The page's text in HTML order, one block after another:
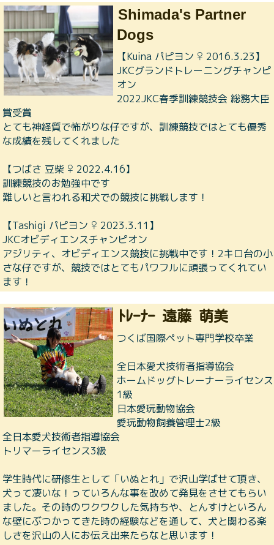
Shimada's Partner
Dogs
【Kuina パピヨン ♀ 2016.3.23】
JKCグランドトレーニングチャンピ
オン
2022JKC春季訓練競技会 総務大臣
賞受賞
とても神経質で怖がりな仔ですが、訓練競技ではとても優秀
な成績を残してくれました
【つばさ 豆柴 ♀ 2022.4.16】
訓練競技のお勉強中です
難しいと言われる和犬での競技に挑戦します！
【Tashigi パピヨン ♀ 2023.3.11】
JKCオビディエンスチャンピオン
アジリティ、オビディエンス競技に挑戦中です！2キロ台の小
さな仔ですが、競技ではとてもパワフルに頑張ってくれてい
ます！
ﾄﾚｰﾅｰ 遠藤 萌美
つくば国際ペット専門学校卒業
全日本愛犬技術者指導協会
ホームドッグトレーナーライセンス
1級
日本愛玩動物協会
愛玩動物飼養管理士2級
全日本愛犬技術者指導協会
トリマーライセンス3級
学生時代に研修生として「いぬとれ」で沢山学ばせて頂き、
犬って凄いな！っていろんな事を改めて発見をさせてもらい
ました。その時のワクワクした気持ちや、とんすけといろん
な壁にぶつかってきた時の経験などを通して、犬と関わる楽
しさを沢山の人にお伝え出来たらなと思います！